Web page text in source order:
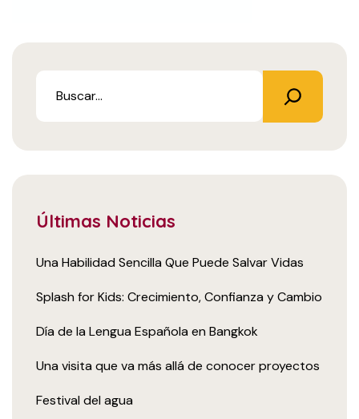
Últimas Noticias
Una Habilidad Sencilla Que Puede Salvar Vidas
Splash for Kids: Crecimiento, Confianza y Cambio
Día de la Lengua Española en Bangkok
Una visita que va más allá de conocer proyectos
Festival del agua